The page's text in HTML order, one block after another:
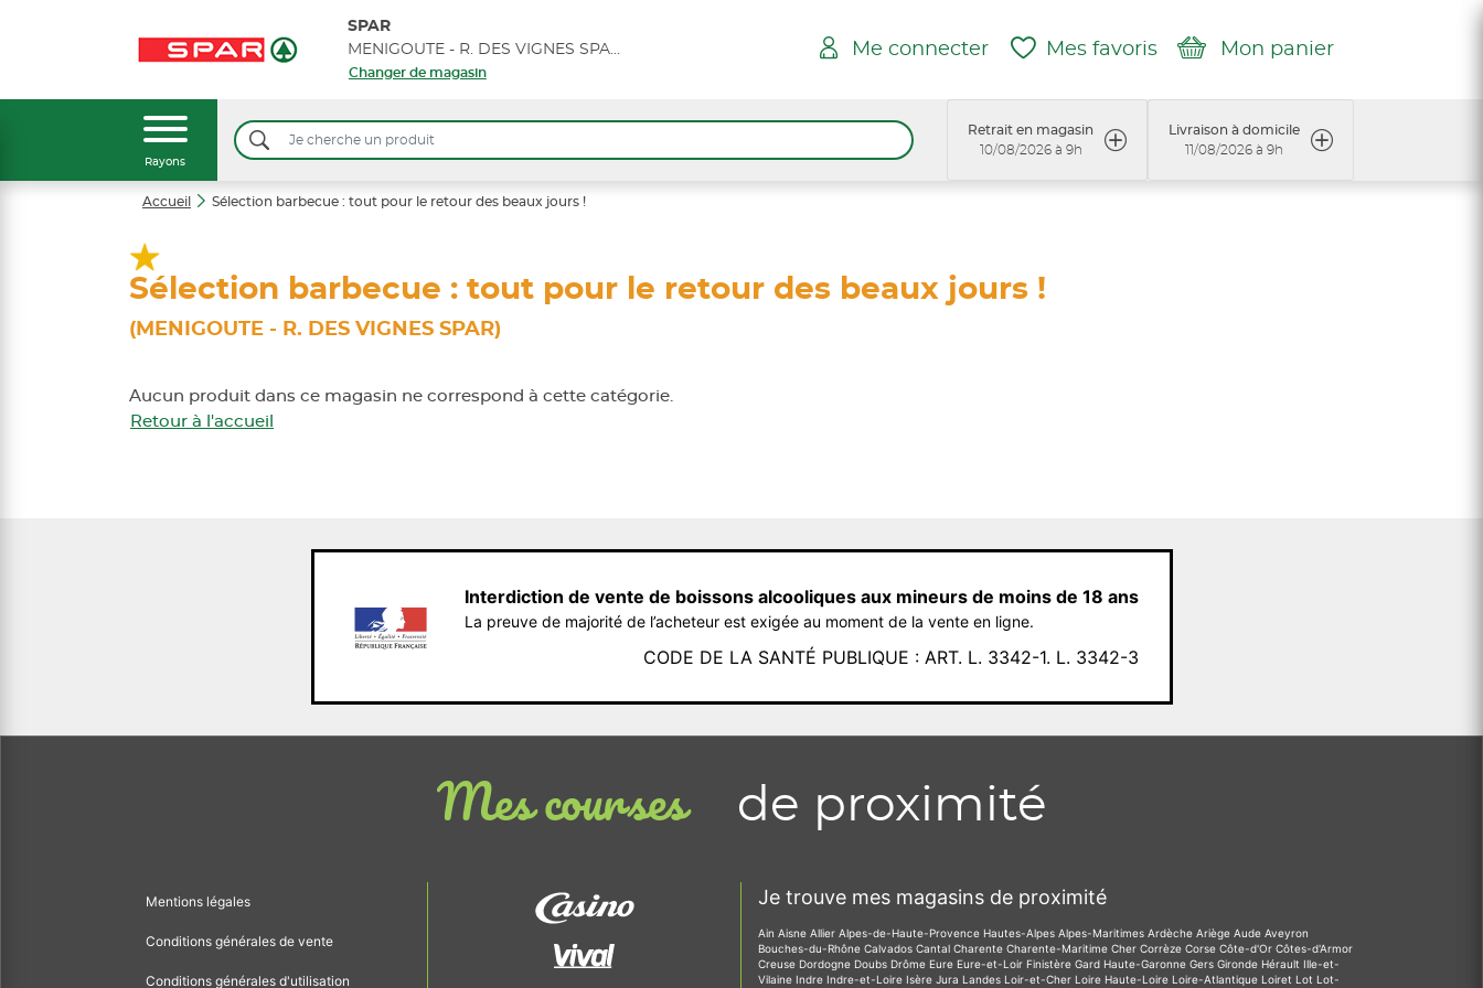
SPAR
MENIGOUTE - R. DES VIGNES SPAR
Changer de magasin
Me connecter Mes favoris Mon panier
Rayons
Retrait en magasin
10/08/2026 à 9h
Livraison à domicile
11/08/2026 à 9h
Accueil Sélection barbecue : tout pour le retour des beaux jours !
Sélection barbecue : tout pour le retour des beaux jours !
(MENIGOUTE - R. DES VIGNES SPAR)
Aucun produit dans ce magasin ne correspond à cette catégorie.
Retour à l'accueil
Interdiction de vente de boissons alcooliques aux mineurs de moins de 18 ans
La preuve de majorité de l’acheteur est exigée au moment de la vente en ligne.
CODE DE LA SANTÉ PUBLIQUE : ART. L. 3342-1. L. 3342-3
Mes courses de proximité
Mentions légales
Conditions générales de vente
Conditions générales d'utilisation
Je trouve mes magasins de proximité
Ain Aisne Allier Alpes-de-Haute-Provence Hautes-Alpes Alpes-Maritimes Ardèche Ariège Aude Aveyron
Bouches-du-Rhône Calvados Cantal Charente Charente-Maritime Cher Corrèze Corse Côte-d'Or Côtes-d'Armor
Creuse Dordogne Doubs Drôme Eure Eure-et-Loir Finistère Gard Haute-Garonne Gers Gironde Hérault Ille-et-
Vilaine Indre Indre-et-Loire Isère Jura Landes Loir-et-Cher Loire Haute-Loire Loire-Atlantique Loiret Lot Lot-